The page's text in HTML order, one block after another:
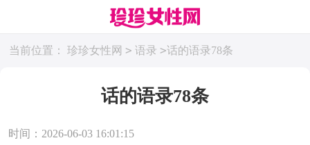
当前位置： 珍珍女性网 > 语录 >话的语录78条
话的语录78条
时间：2026-06-03 16:01:15